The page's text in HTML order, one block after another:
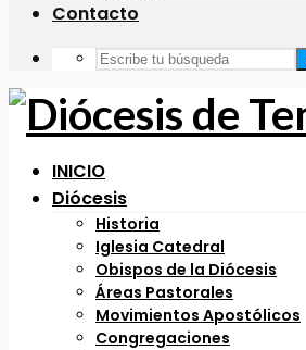
Contacto
INICIO
Diócesis
Historia
Iglesia Catedral
Obispos de la Diócesis
Áreas Pastorales
Movimientos Apostólicos
Congregaciones